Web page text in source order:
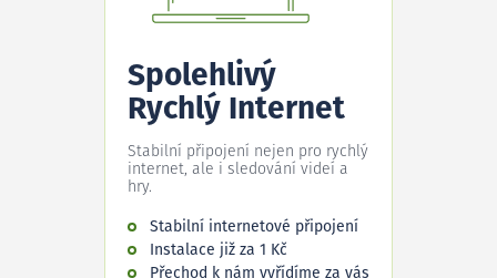
Spolehlivý
Rychlý Internet
Stabilní připojení nejen pro rychlý
internet, ale i sledování videí a
hry.
Stabilní internetové připojení
Instalace již za 1 Kč
Přechod k nám vyřídíme za vás